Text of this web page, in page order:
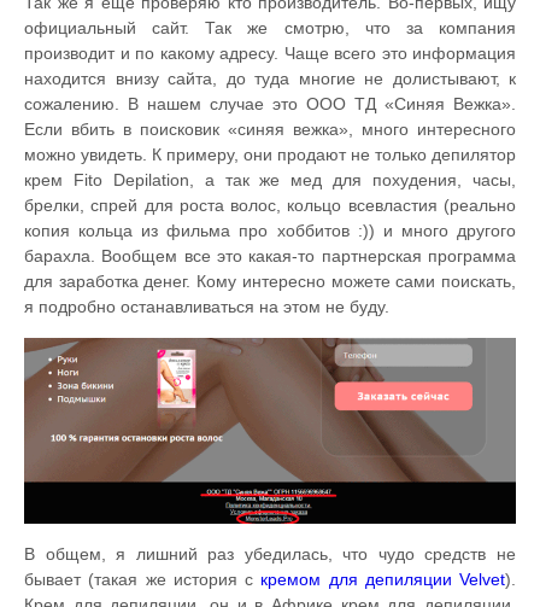
официальный сайт. Так же смотрю, что за компания
производит и по какому адресу. Чаще всего это информация
находится внизу сайта, до туда многие не долистывают, к
сожалению. В нашем случае это ООО ТД «Синяя Вежка».
Если вбить в поисковик «синяя вежка», много интересного
можно увидеть. К примеру, они продают не только депилятор
крем Fito Depilation, а так же мед для похудения, часы,
брелки, спрей для роста волос, кольцо всевластия (реально
копия кольца из фильма про хоббитов :)) и много другого
барахла. Вообщем все это какая-то партнерская программа
для заработка денег. Кому интересно можете сами поискать,
я подробно останавливаться на этом не буду.
В общем, я лишний раз убедилась, что чудо средств не
бывает (такая же история с кремом для депиляции Velvet).